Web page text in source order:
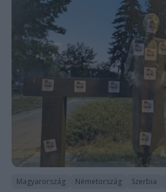
Magyarország Németország Szerbia